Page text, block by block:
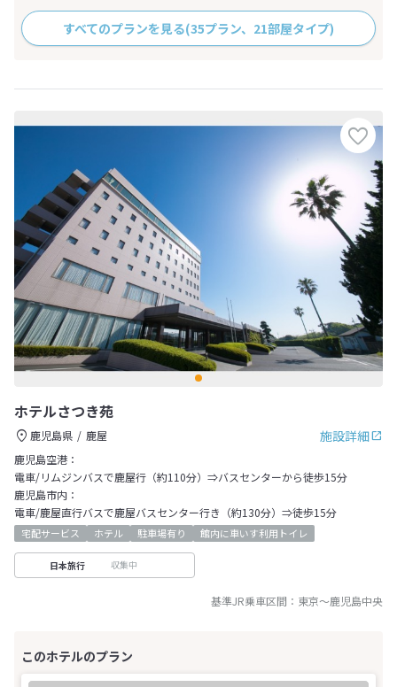
すべてのプランを見る(35プラン、21部屋タイプ)
ホテルさつき苑
施設詳細
鹿児島県
鹿屋
鹿児島空港：
電車/リムジンバスで鹿屋行（約110分）⇒バスセンターから徒歩15分
鹿児島市内：
電車/鹿屋直行バスで鹿屋バスセンター行き（約130分）⇒徒歩15分
宅配サービス ホテル 駐車場有り 館内に車いす利用トイレ
日本旅行 収集中
基準JR乗車区間： 東京～鹿児島中央